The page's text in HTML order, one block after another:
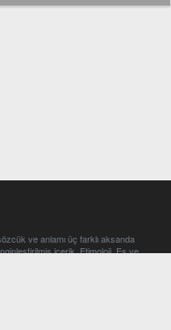
ve anlamı üç farklı aksanda
içerik. Etimoloji, Eş ve